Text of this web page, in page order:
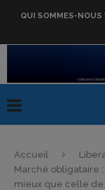
QUI SOMMES-NOUS
Accueil
Marché obligataire
mieux que celle de